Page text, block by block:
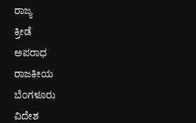
ರಾಜ್ಯ
ಕ್ರೀಡೆ
ಅಪರಾಧ
ರಾಜಕೀಯ
ಬೆಂಗಳೂರು
ವಿದೇಶ